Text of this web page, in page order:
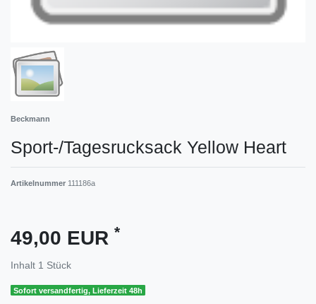
Beckmann
Sport-/Tagesrucksack Yellow Heart
Artikelnummer 111186a
49,00 EUR *
Inhalt 1 Stück
Sofort versandfertig, Lieferzeit 48h